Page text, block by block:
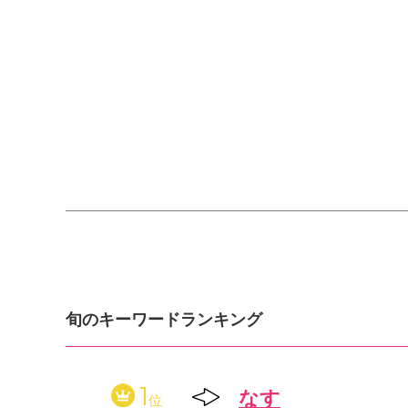
旬のキーワードランキング
1位 なす